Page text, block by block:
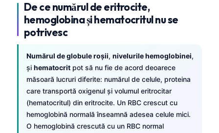
De ce numărul de eritrocite,
hemoglobina și hematocritul nu se
potrivesc
Numărul de globule roșii, nivelurile hemoglobinei,
și hematocrit pot să nu fie de acord deoarece
măsoară lucruri diferite: numărul de celule, proteina
care transportă oxigenul și volumul eritrocitar
(hematocritul) din eritrocite. Un RBC crescut cu
hemoglobină normală înseamnă adesea celule mici.
O hemoglobină crescută cu un RBC normal